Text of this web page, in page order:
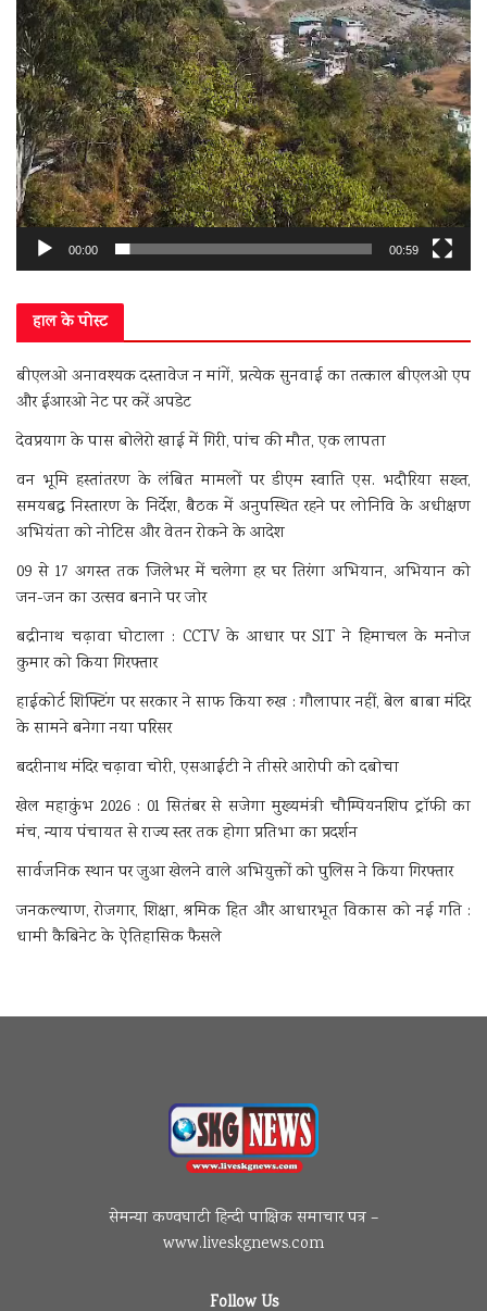
00:00 00:59
हाल के पोस्ट
बीएलओ अनावश्यक दस्तावेज न मांगें, प्रत्येक सुनवाई का तत्काल बीएलओ एप
और ईआरओ नेट पर करें अपडेट
देवप्रयाग के पास बोलेरो खाई में गिरी, पांच की मौत, एक लापता
वन भूमि हस्तांतरण के लंबित मामलों पर डीएम स्वाति एस. भदौरिया सख्त,
समयबद्ध निस्तारण के निर्देश, बैठक में अनुपस्थित रहने पर लोनिवि के अधीक्षण
अभियंता को नोटिस और वेतन रोकने के आदेश
09 से 17 अगस्त तक जिलेभर में चलेगा हर घर तिरंगा अभियान, अभियान को
जन-जन का उत्सव बनाने पर जोर
बद्रीनाथ चढ़ावा घोटाला : CCTV के आधार पर SIT ने हिमाचल के मनोज
कुमार को किया गिरफ्तार
हाईकोर्ट शिफ्टिंग पर सरकार ने साफ किया रुख : गौलापार नहीं, बेल बाबा मंदिर
के सामने बनेगा नया परिसर
बदरीनाथ मंदिर चढ़ावा चोरी, एसआईटी ने तीसरे आरोपी को दबोचा
खेल महाकुंभ 2026 : 01 सितंबर से सजेगा मुख्यमंत्री चौम्पियनशिप ट्रॉफी का
मंच, न्याय पंचायत से राज्य स्तर तक होगा प्रतिभा का प्रदर्शन
सार्वजनिक स्थान पर जुआ खेलने वाले अभियुक्तों को पुलिस ने किया गिरफ्तार
जनकल्याण, रोजगार, शिक्षा, श्रमिक हित और आधारभूत विकास को नई गति :
धामी कैबिनेट के ऐतिहासिक फैसले
सेमन्या कण्वघाटी हिन्दी पाक्षिक समाचार पत्र –
www.liveskgnews.com
Follow Us